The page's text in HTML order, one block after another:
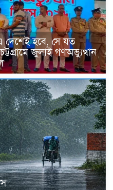
দেশেই হবে, সে যত
জুলাই গণঅভ্যুত্থান